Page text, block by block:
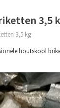
3,5
3,5 kg
houtskool